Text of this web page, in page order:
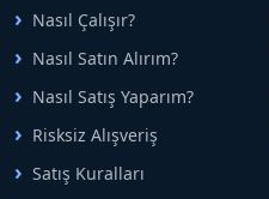
ticaretin güvenli
adreslerinden birisidir.
Nasıl Çalışır?
Nasıl Satın Alırım?
Nasıl Satış Yaparım?
Risksiz Alışveriş
Satış Kuralları